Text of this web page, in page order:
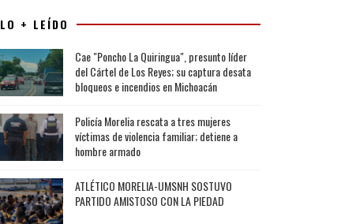
LO + LEÍDO
Cae "Poncho La Quiringua", presunto líder
del Cártel de Los Reyes; su captura desata
bloqueos e incendios en Michoacán
Policía Morelia rescata a tres mujeres
víctimas de violencia familiar; detiene a
hombre armado
ATLÉTICO MORELIA-UMSNH SOSTUVO
PARTIDO AMISTOSO CON LA PIEDAD